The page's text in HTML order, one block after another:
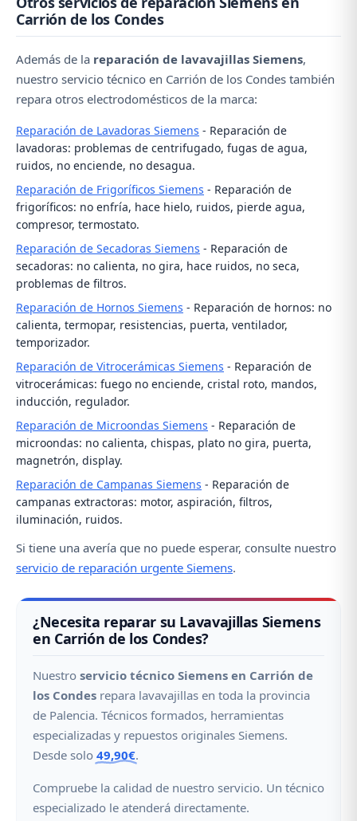
obstruido, la bomba de desagüe averiada o la
manguera doblada. Contacte con nuestro servicio
rápida.
Carrión de los Condes
Además de la reparación de lavavajillas Siemens,
nuestro servicio técnico en Carrión de los Condes también
repara otros electrodomésticos de la marca:
Reparación de Lavadoras Siemens - Reparación de
lavadoras: problemas de centrifugado, fugas de agua,
ruidos, no enciende, no desagua.
Reparación de Frigoríficos Siemens - Reparación de
frigoríficos: no enfría, hace hielo, ruidos, pierde agua,
compresor, termostato.
Reparación de Secadoras Siemens - Reparación de
secadoras: no calienta, no gira, hace ruidos, no seca,
problemas de filtros.
Reparación de Hornos Siemens - Reparación de hornos: no
calienta, termopar, resistencias, puerta, ventilador,
temporizador.
Reparación de Vitrocerámicas Siemens - Reparación de
vitrocerámicas: fuego no enciende, cristal roto, mandos,
inducción, regulador.
Reparación de Microondas Siemens - Reparación de
microondas: no calienta, chispas, plato no gira, puerta,
magnetrón, display.
Reparación de Campanas Siemens - Reparación de
campanas extractoras: motor, aspiración, filtros,
iluminación, ruidos.
Si tiene una avería que no puede esperar, consulte nuestro
servicio de reparación urgente Siemens.
¿Necesita reparar su Lavavajillas Siemens
en Carrión de los Condes?
Nuestro servicio técnico Siemens en Carrión de
los Condes repara lavavajillas en toda la provincia
de Palencia. Técnicos formados, herramientas
especializadas y repuestos originales Siemens.
Desde solo 49,90€.
Compruebe la calidad de nuestro servicio. Un técnico
especializado le atenderá directamente.